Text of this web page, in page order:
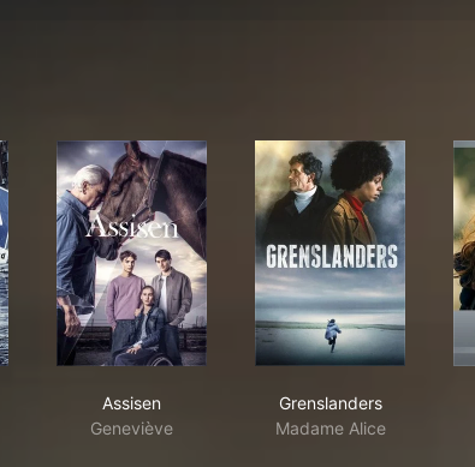
Assisen
Geneviève
Grenslanders
Madame Alice